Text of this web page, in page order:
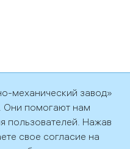
механический завод»
данных
механический завод»
Они помогают нам
пользователей. Нажав
свое согласие на